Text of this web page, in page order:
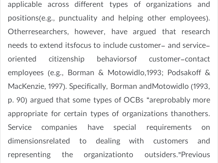
applicable across different types of organizations and
positions(e.g., punctuality and helping other employees).
Otherresearchers, however, have argued that research
needs to extend itsfocus to include customer- and service-
oriented citizenship behaviorsof customer-contact
employees (e.g., Borman & Motowidlo,1993; Podsakoff &
MacKenzie, 1997). Specifically, Borman andMotowidlo (1993,
p. 90) argued that some types of OCBs “areprobably more
appropriate for certain types of organizations thanothers.
Service companies have special requirements on
dimensionsrelated to dealing with customers and
representing the organizationto outsiders.”Previous